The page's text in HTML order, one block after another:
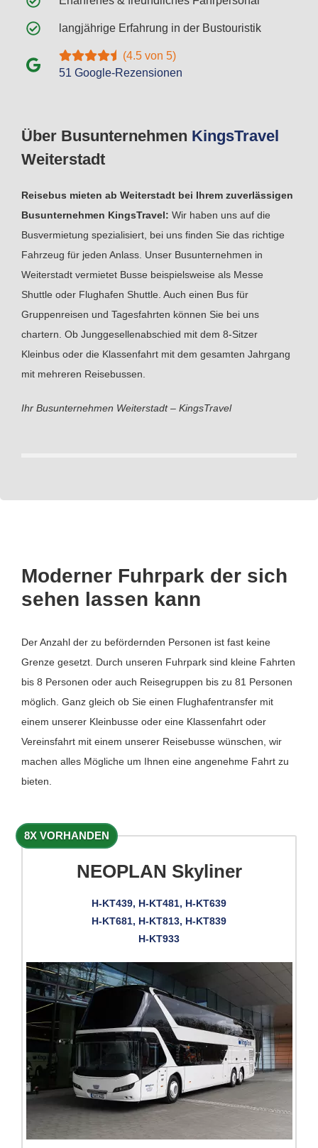
Über Busunternehmen KingsTravel
Weiterstadt
Reisebus mieten ab Weiterstadt bei Ihrem zuverlässigen
Busunternehmen KingsTravel: Wir haben uns auf die
Busvermietung spezialisiert, bei uns finden Sie das richtige
Fahrzeug für jeden Anlass. Unser Busunternehmen in
Weiterstadt vermietet Busse beispielsweise als Messe
Shuttle oder Flughafen Shuttle. Auch einen Bus für
Gruppenreisen und Tagesfahrten können Sie bei uns
chartern. Ob Junggesellenabschied mit dem 8-Sitzer
Kleinbus oder die Klassenfahrt mit dem gesamten Jahrgang
mit mehreren Reisebussen.
Ihr Busunternehmen Weiterstadt – KingsTravel
langjährige Erfahrung in der Bustouristik
(4.5 von 5)
51 Google-Rezensionen
Moderner Fuhrpark der sich
sehen lassen kann
Der Anzahl der zu befördernden Personen ist fast keine
Grenze gesetzt. Durch unseren Fuhrpark sind kleine Fahrten
bis 8 Personen oder auch Reisegruppen bis zu 81 Personen
möglich. Ganz gleich ob Sie einen Flughafentransfer mit
einem unserer Kleinbusse oder eine Klassenfahrt oder
Vereinsfahrt mit einem unserer Reisebusse wünschen, wir
machen alles Mögliche um Ihnen eine angenehme Fahrt zu
bieten.
8X VORHANDEN
NEOPLAN Skyliner
H-KT439, H-KT481, H-KT639
H-KT681, H-KT813, H-KT839
H-KT933